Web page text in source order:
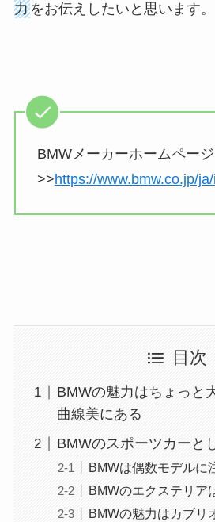
力をお伝えしたいと思います。
BMWメーカーホームページ
>>https://www.bmw.co.jp/
目次
BMWの魅力はちょっと
曲線美にある
BMWのスポーツカーと
BMWは偶数モデルに
BMWのエクステリア
BMWの魅力はカブリ